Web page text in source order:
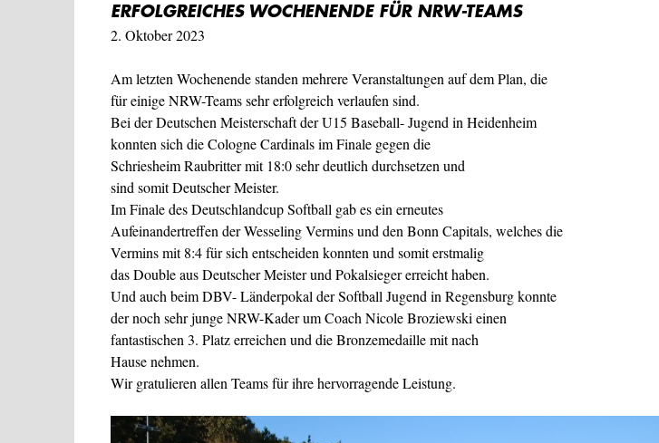
ERFOLGREICHES WOCHENENDE FÜR NRW-TEAMS
2. Oktober 2023
Am letzten Wochenende standen mehrere Veranstaltungen auf dem Plan, die
für einige NRW-Teams sehr erfolgreich verlaufen sind.
Bei der Deutschen Meisterschaft der U15 Baseball- Jugend in Heidenheim
konnten sich die Cologne Cardinals im Finale gegen die
Schriesheim Raubritter mit 18:0 sehr deutlich durchsetzen und
sind somit Deutscher Meister.
Im Finale des Deutschlandcup Softball gab es ein erneutes
Aufeinandertreffen der Wesseling Vermins und den Bonn Capitals, welches die
Vermins mit 8:4 für sich entscheiden konnten und somit erstmalig
das Double aus Deutscher Meister und Pokalsieger erreicht haben.
Und auch beim DBV- Länderpokal der Softball Jugend in Regensburg konnte
der noch sehr junge NRW-Kader um Coach Nicole Broziewski einen
fantastischen 3. Platz erreichen und die Bronzemedaille mit nach
Hause nehmen.
Wir gratulieren allen Teams für ihre hervorragende Leistung.